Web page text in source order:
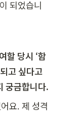
되었습니
할 당시 ‘함
고 싶다고
궁금합니다.
요. 제 성격